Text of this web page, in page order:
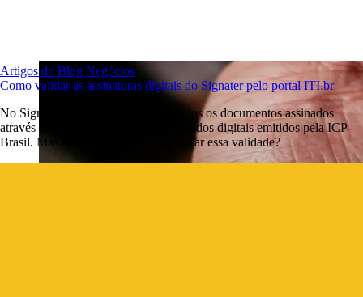
Artigos do Blog Negócios
Como validar as assinaturas digitais do Signater pelo portal ITI.br
No Signater, levamos isso a sério: todos os documentos assinados
através da plataforma utilizam certificados digitais emitidos pela ICP-
Brasil. Mas como você pode comprovar essa validade?